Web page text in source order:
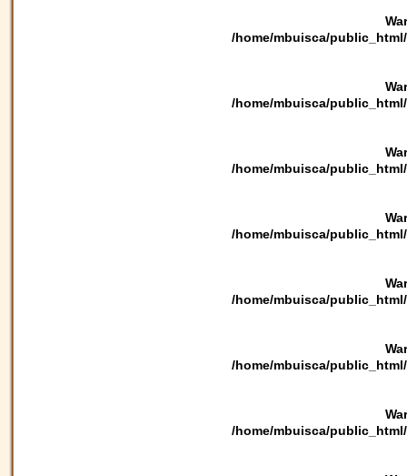
/home/mbuisca/
/home/mbuisca/
/home/mbuisca/
/home/mbuisca/
/home/mbuisca/
/home/mbuisca/
/home/mbuisca/